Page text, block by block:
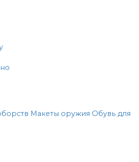
Макеты оружия Обувь для